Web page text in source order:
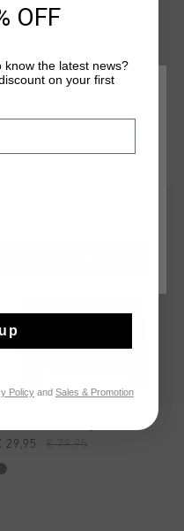
LEUK
29,95 € 79,95
OFF
know the latest news?
on your first
Policy and Sales & Promotion